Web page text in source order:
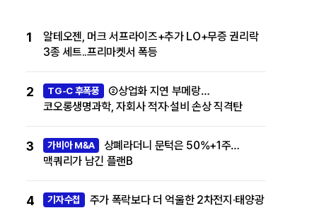
1
알테오젠, 머크 서프라이즈+추가 LO+무증 권리락
3종 세트..프리마켓서 폭등
2 TG-C 후폭풍
②상업화 지연 부메랑…
코오롱생명과학, 자회사 적자·설비 손상 직격탄
3 가비아 M&A
상폐라더니 문턱은 50%+1주…
맥쿼리가 남긴 플랜B
4 기자수첩
주가 폭락보다 더 억울한 2차전지·태양광